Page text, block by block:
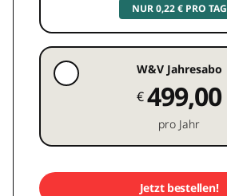
NUR 0,22 € PRO TAG
W&V Jahresabo
€499,00
pro Jahr
Jetzt bestellen!